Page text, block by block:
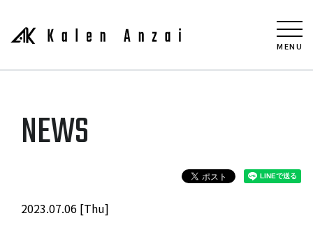
MENU
NEWS
2023.07.06 [Thu]